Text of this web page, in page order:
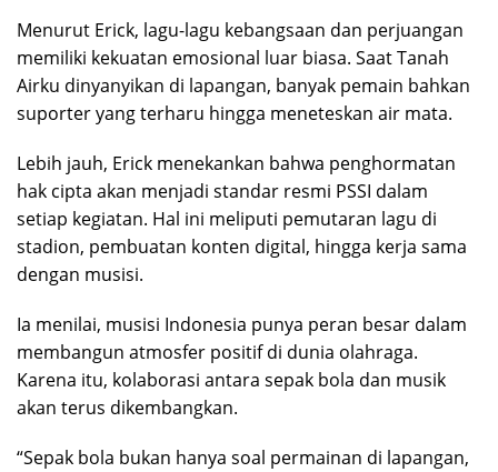
Menurut Erick, lagu-lagu kebangsaan dan perjuangan
memiliki kekuatan emosional luar biasa. Saat Tanah
Airku dinyanyikan di lapangan, banyak pemain bahkan
suporter yang terharu hingga meneteskan air mata.
Lebih jauh, Erick menekankan bahwa penghormatan
hak cipta akan menjadi standar resmi PSSI dalam
setiap kegiatan. Hal ini meliputi pemutaran lagu di
stadion, pembuatan konten digital, hingga kerja sama
dengan musisi.
Ia menilai, musisi Indonesia punya peran besar dalam
membangun atmosfer positif di dunia olahraga.
Karena itu, kolaborasi antara sepak bola dan musik
akan terus dikembangkan.
“Sepak bola bukan hanya soal permainan di lapangan,